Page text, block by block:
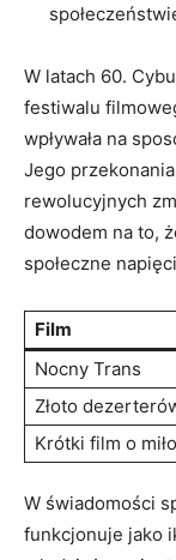
W latach 60.
festiwalu
wpływała na
Jego
rewolucyjnych
dowodem na to,
społeczne
Film
Nocny Trans
Złoto
Krótki film o
W świadomości
funkcjonuje jako